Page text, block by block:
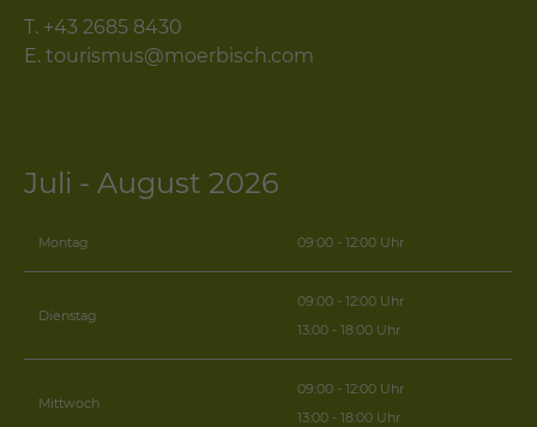
T. +43 2685 8430
E. tourismus@moerbisch.com
Juli - August 2026
Montag 09:00 - 12:00 Uhr
Dienstag
09:00 - 12:00 Uhr
13:00 - 18:00 Uhr
Mittwoch
09:00 - 12:00 Uhr
13:00 - 18:00 Uhr